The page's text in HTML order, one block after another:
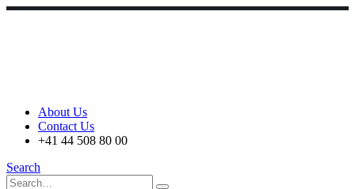
About Us
Contact Us
+41 44 508 80 00
Search